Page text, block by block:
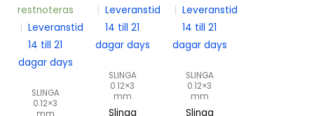
restnoteras
| Leveranstid
14 till 21
dagar days
SLINGA
0.12×3
| Leveranstid
14 till 21
dagar days
SLINGA
0.12×3
mm
Slinga
| Leveranstid
14 till 21
dagar days
SLINGA
0.12×3
mm
Slinga